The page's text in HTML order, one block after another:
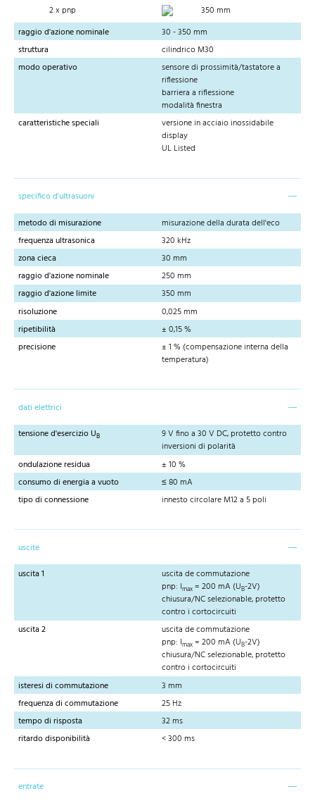
2 x pnp
350 mm
raggio d'azione nominale
30 - 350 mm
struttura
cilindrico M30
modo operativo
sensore di prossimità/tastatore a
riflessione
barriera a riflessione
modalità finestra
caratteristiche speciali
versione in acciaio inossidabile
display
UL Listed
specifico d'ultrasuoni
metodo di misurazione
misurazione della durata dell'eco
frequenza ultrasonica
320 kHz
zona cieca
30 mm
raggio d'azione nominale
250 mm
raggio d'azione limite
350 mm
risoluzione
0,025 mm
ripetibilità
± 0,15 %
precisione
± 1 % (compensazione interna della
temperatura)
dati elettrici
tensione d'esercizio UB
9 V fino a 30 V DC, protetto contro
inversioni di polarità
ondulazione residua
± 10 %
consumo di energia a vuoto
≤ 80 mA
tipo di connessione
innesto circolare M12 a 5 poli
uscite
uscita 1
uscita de commutazione
pnp: Imax = 200 mA (UB-2V)
chiusura/NC selezionable, protetto
contro i cortocircuiti
uscita 2
uscita de commutazione
pnp: Imax = 200 mA (UB-2V)
chiusura/NC selezionable, protetto
contro i cortocircuiti
isteresi di commutazione
3 mm
frequenza di commutazione
25 Hz
tempo di risposta
32 ms
ritardo disponibilità
< 300 ms
entrate